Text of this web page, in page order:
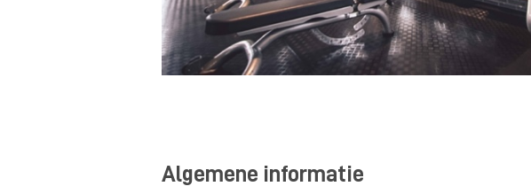
Algemene informatie